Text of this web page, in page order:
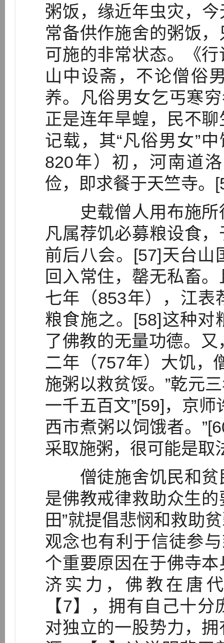
粥饭，缘近年虫灾，
常备供作施舍的粥饭
可施的非常状态。《
山中设斋，不论僧俗
养。凡俗男女乞丐寒
正是连年旱蝗，民不
记载，其“凡俗男女”
820年）初，河南道
俭，即求餐于天竺寺。
史载僧人用布施所
凡属荐饥必募粮设食
前后八会。[57]天台山
回入常住，罄无私畜
七年（853年），江表
粮食施之。[58]这种对
了佛教的无量功德。
二年（757年）大饥，
施粥以救贫馁。”乾元
一千五百文”[59]，京
西市煮粥以饲饿者。
采取施粥，很可能是取
僧徒施舍饥民和贫
是佛教戒律救助众生的
田”就提倡悲悯和救助
观念也有利于信徒参
个重要原因在于佛寺
济实力，佛教在唐
【7】，拥有自己十
对独立的一股势力，